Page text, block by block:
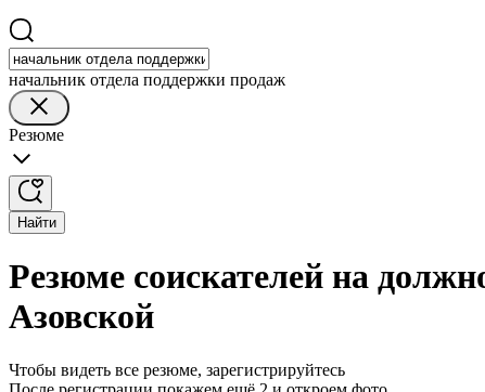
начальник отдела поддержки продаж
Резюме
Найти
Резюме соискателей на
Азовской
Чтобы видеть все резюме, зарегистрируйтесь